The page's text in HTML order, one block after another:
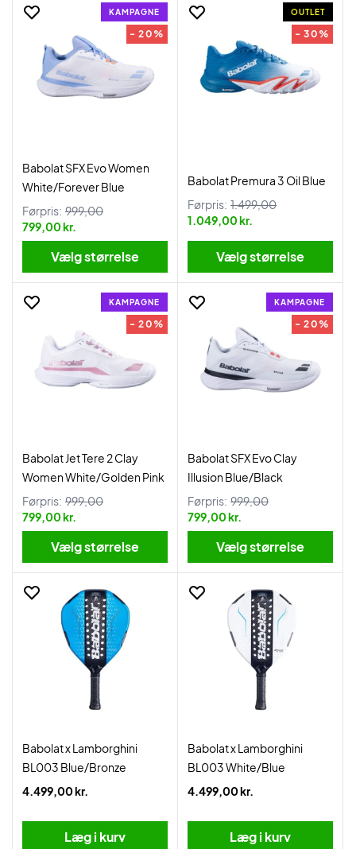
KAMPAGNE
- 20%
Babolat SFX Evo Women
White/Forever Blue
Førpris: 999,00
799,00 kr.
Vælg størrelse
OUTLET
- 30%
Babolat Premura 3 Oil Blue
Førpris: 1.499,00
1.049,00 kr.
Vælg størrelse
KAMPAGNE
- 20%
Babolat Jet Tere 2 Clay
Women White/Golden Pink
Førpris: 999,00
799,00 kr.
Vælg størrelse
KAMPAGNE
- 20%
Babolat SFX Evo Clay
Illusion Blue/Black
Førpris: 999,00
799,00 kr.
Vælg størrelse
Babolat x Lamborghini
BL003 Blue/Bronze
4.499,00 kr.
Læg i kurv
Babolat x Lamborghini
BL003 White/Blue
4.499,00 kr.
Læg i kurv